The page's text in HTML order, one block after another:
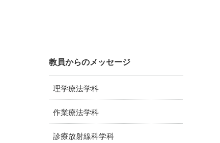
教員からのメッセージ
理学療法学科
作業療法学科
診療放射線科学科